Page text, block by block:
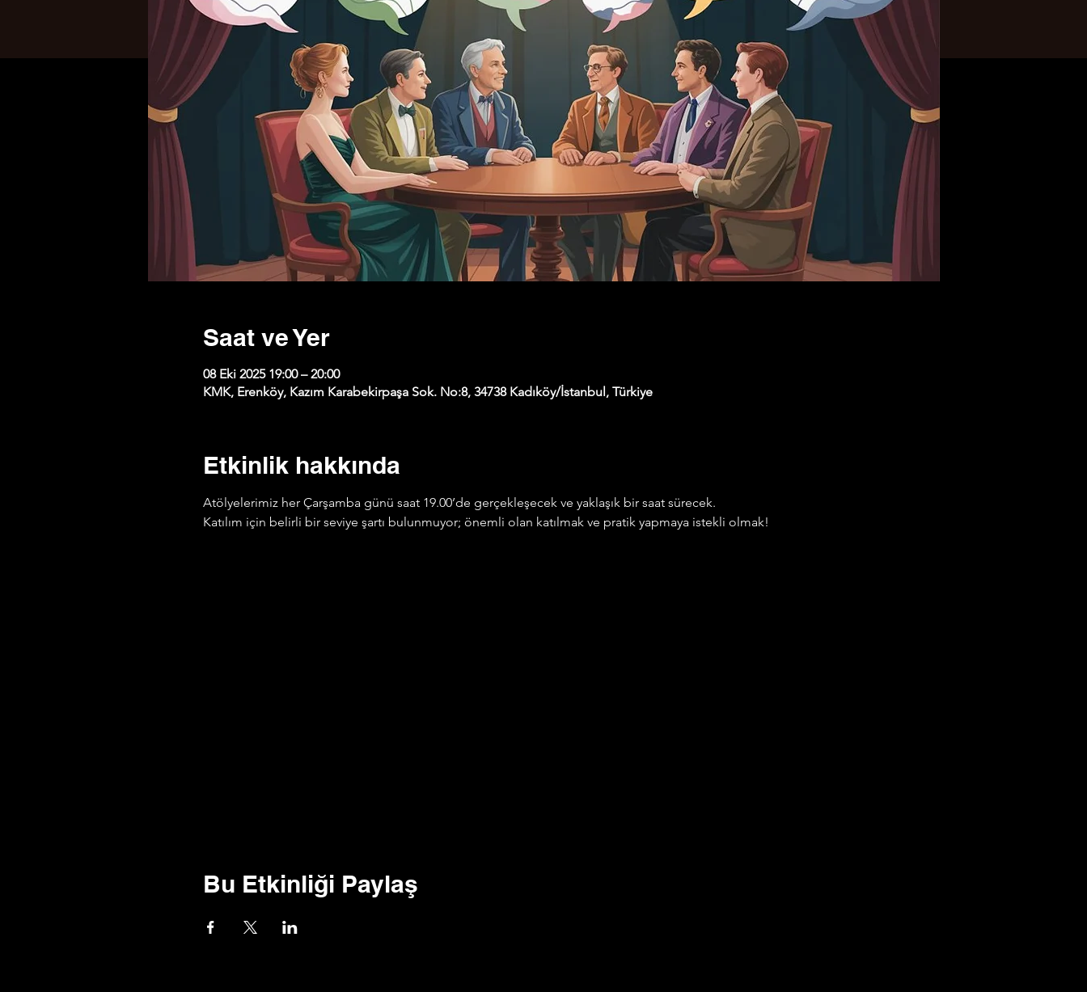
Saat ve Yer
08 Eki 2025 19:00 – 20:00
KMK, Erenköy, Kazım Karabekirpaşa Sok. No:8, 34738 Kadıköy/İstanbul, Türkiye
Etkinlik hakkında
Atölyelerimiz her Çarşamba günü saat 19.00’de gerçekleşecek ve yaklaşık bir saat sürecek.
Katılım için belirli bir seviye şartı bulunmuyor; önemli olan katılmak ve pratik yapmaya istekli olmak!
Bu Etkinliği Paylaş